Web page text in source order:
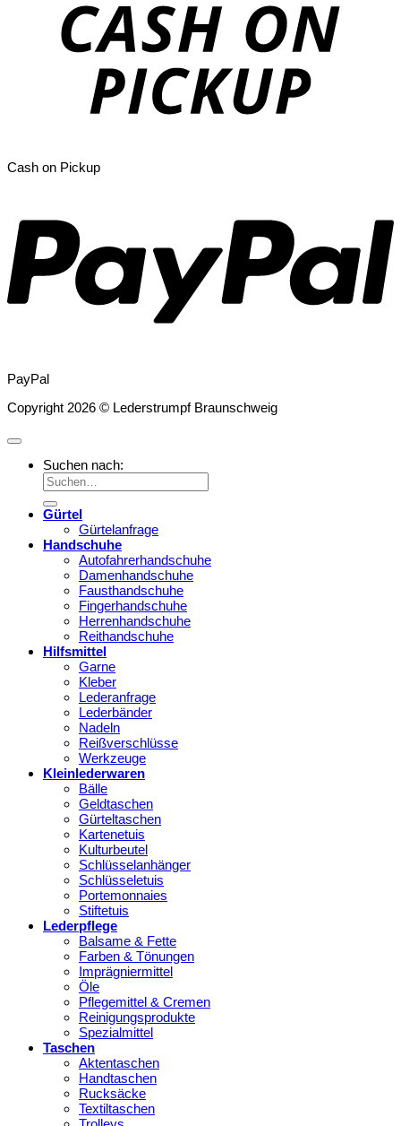
Cash on Pickup
PayPal
Copyright 2026 © Lederstrumpf Braunschweig
Suchen nach:
Gürtel
Gürtelanfrage
Handschuhe
Autofahrerhandschuhe
Damenhandschuhe
Fausthandschuhe
Fingerhandschuhe
Herrenhandschuhe
Reithandschuhe
Hilfsmittel
Garne
Kleber
Lederanfrage
Lederbänder
Nadeln
Reißverschlüsse
Werkzeuge
Kleinlederwaren
Bälle
Geldtaschen
Gürteltaschen
Kartenetuis
Kulturbeutel
Schlüsselanhänger
Schlüsseletuis
Portemonnaies
Stiftetuis
Lederpflege
Balsame & Fette
Farben & Tönungen
Imprägniermittel
Öle
Pflegemittel & Cremen
Reinigungsprodukte
Spezialmittel
Taschen
Aktentaschen
Handtaschen
Rucksäcke
Textiltaschen